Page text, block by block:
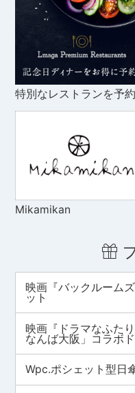
特別なレストランを予約
Mikamikan
映画『バックルーム
ット
映画『ドラマなふた
なんば大阪」コラボ
Wpc.ポシェット型日